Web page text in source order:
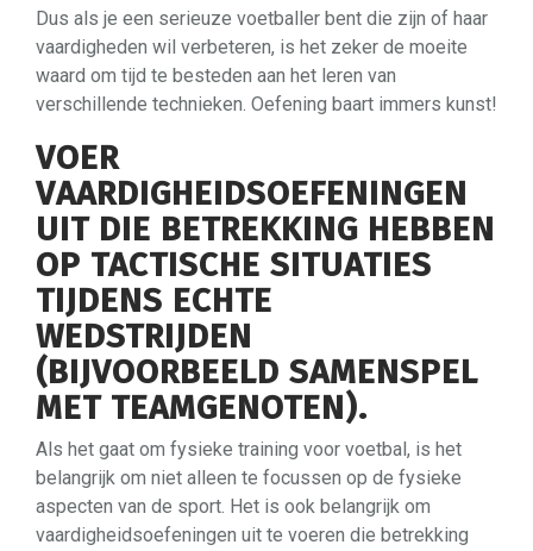
Dus als je een serieuze voetballer bent die zijn of haar
vaardigheden wil verbeteren, is het zeker de moeite
waard om tijd te besteden aan het leren van
verschillende technieken. Oefening baart immers kunst!
VOER
VAARDIGHEIDSOEFENINGEN
UIT DIE BETREKKING HEBBEN
OP TACTISCHE SITUATIES
TIJDENS ECHTE
WEDSTRIJDEN
(BIJVOORBEELD SAMENSPEL
MET TEAMGENOTEN).
Als het gaat om fysieke training voor voetbal, is het
belangrijk om niet alleen te focussen op de fysieke
aspecten van de sport. Het is ook belangrijk om
vaardigheidsoefeningen uit te voeren die betrekking